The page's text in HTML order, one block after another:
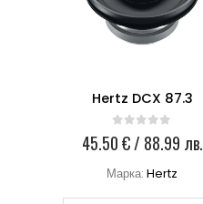
Hertz DCX 87.3
0 out of 5
45.50€/ 88.99 лв.
Марка:Hertz